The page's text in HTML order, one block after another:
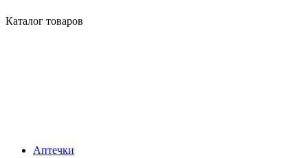
Каталог товаров
Аптечки